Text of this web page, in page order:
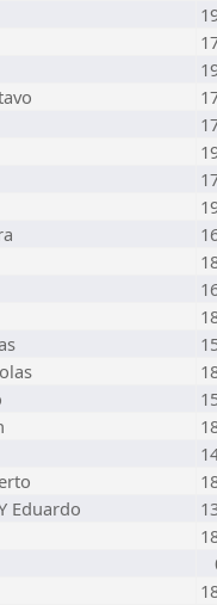
Eduardo